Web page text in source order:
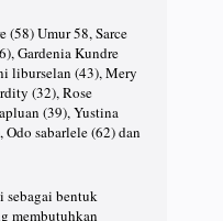
(58) Umur 58, Sarce
Gardenia Kundre
liburselan (43), Mery
(32), Rose
(39), Yustina
Odo sabarlele (62) dan
sebagai bentuk
membutuhkan